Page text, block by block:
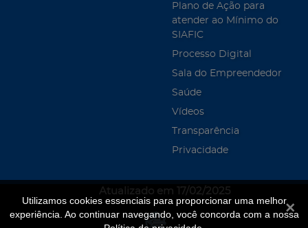
Utilizamos cookies essenciais para proporcionar uma melhor
experiência. Ao continuar navegando, você concorda com a nossa
Plano de Ação para
atender ao Mínimo do
SIAFIC
Processo Digital
Sala do Empreendedor
Saúde
Vídeos
Transparência
Privacidade
Atualizado em 17/02/2025